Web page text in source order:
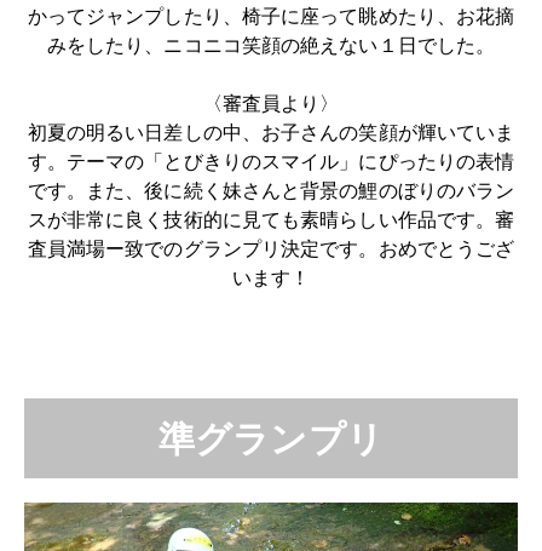
かってジャンプしたり、椅子に座って眺めたり、お花摘
みをしたり、ニコニコ笑顔の絶えない１日でした。
〈審査員より〉
初夏の明るい日差しの中、お子さんの笑顔が輝いていま
す。テーマの「とびきりのスマイル」にぴったりの表情
です。また、後に続く妹さんと背景の鯉のぼりのバラン
スが非常に良く技術的に見ても素晴らしい作品です。審
査員満場ー致でのグランプリ決定です。おめでとうござ
います！
準グランプリ